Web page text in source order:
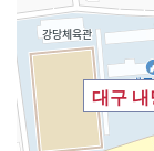
대구